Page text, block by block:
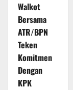
Walkot
Bersama
ATR/BPN
Teken
Komitmen
Dengan
KPK